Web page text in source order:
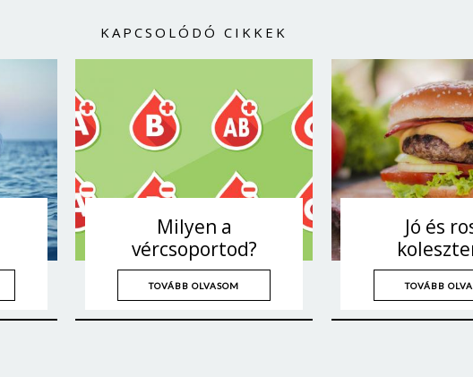
KAPCSOLÓDÓ CIKKEK
Milyen a
vércsoportod?
TOVÁBB OLVASOM
Jó és
TOVÁBB